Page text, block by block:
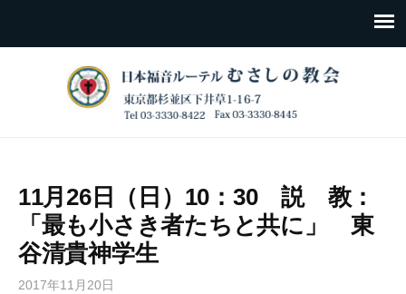
11月26日（日）10：30 説 教：
「最も小さき者たちと共に」 東
谷清貴神学生
2017年11月20日